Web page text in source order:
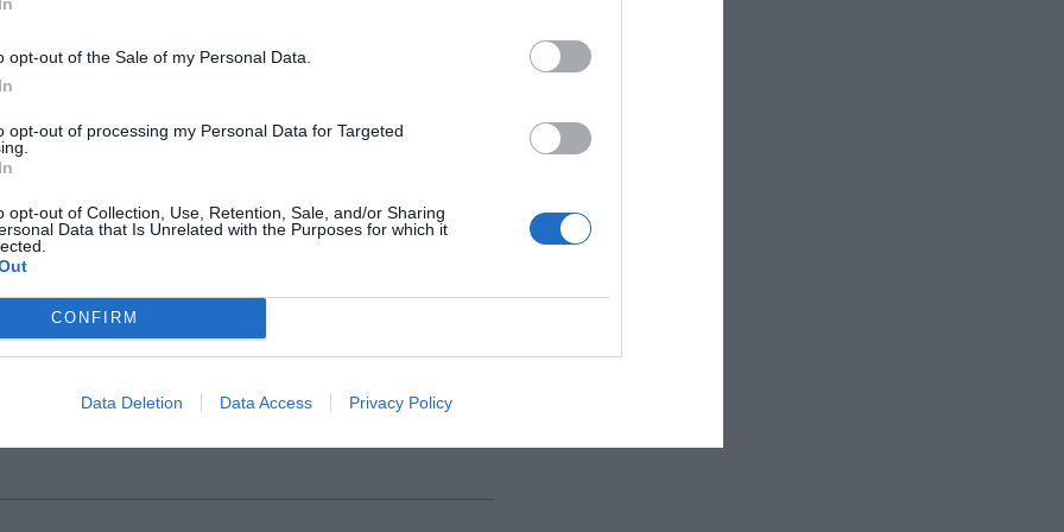
opt-out of the Sale of my Personal Data.
opt-out of processing my Personal Data for Targeted
opt-out of Collection, Use, Retention, Sale, and/or Sharing
Data that Is Unrelated with the Purposes for which it
CONFIRM
Data Deletion Data Access Privacy Policy
possible el transistor, el làser, el GPS i la
què ens podrà donar durant el segle XXI.
i allò vell
ja no serveixen per gestionar-ho tot. Les
encara no serveixen per gestionar-ho tot. L’art
les altres.